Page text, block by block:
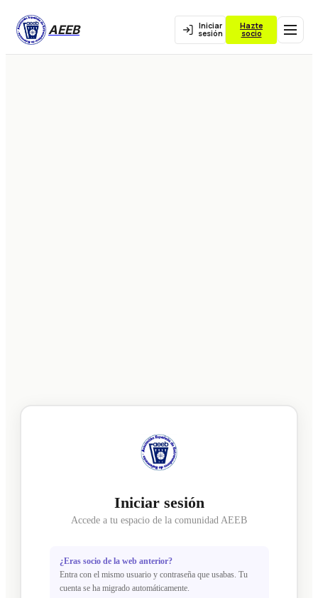
AEEB Iniciar
sesión
Hazte
socio
Iniciar sesión
Accede a tu espacio de la comunidad AEEB
¿Eras socio de la web anterior?
Entra con el mismo usuario y contraseña que usabas. Tu
cuenta se ha migrado automáticamente.